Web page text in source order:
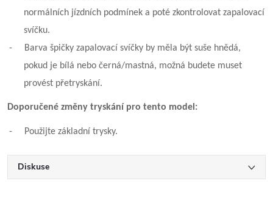
normálních jízdních podmínek a poté zkontrolovat zapalovací
svíčku.
-
Barva špičky zapalovací svíčky by měla být suše hnědá,
pokud je bílá nebo černá/mastná, možná budete muset
provést přetryskání.
Doporučené změny tryskání pro tento model:
- Použijte základní trysky.
Diskuse